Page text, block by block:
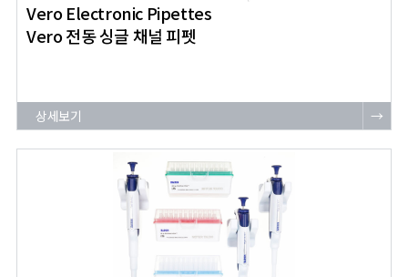
Vero Electronic Pipettes
Vero 전동 싱글 채널 피펫
상세보기 →